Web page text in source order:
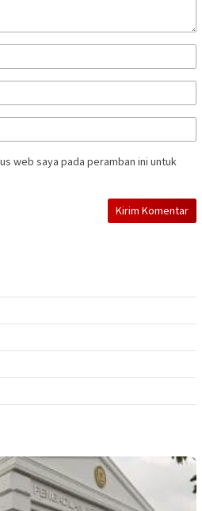
web saya pada peramban ini untuk